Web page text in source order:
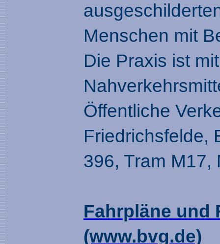
Menschen mit
Die Praxis ist
Öffentliche
Friedrichsfelde,
396, Tram M17,
Fahrpläne und
(www.bvg.de)